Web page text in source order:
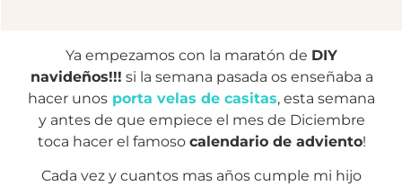
Ya empezamos con la maratón de DIY
navideños!!! si la semana pasada os enseñaba a
hacer unos porta velas de casitas, esta semana
y antes de que empiece el mes de Diciembre
toca hacer el famoso calendario de adviento!
Cada vez y cuantos mas años cumple mi hijo